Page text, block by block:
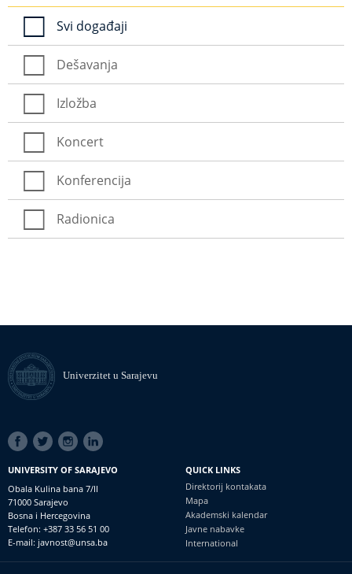
Svi događaji
Dešavanja
Izložba
Koncert
Konferencija
Radionica
Univerzitet u Sarajevu
SOCIAL
LINKS
UNIVERSITY OF SARAJEVO
Obala Kulina bana 7/II
71000 Sarajevo
Bosna i Hercegovina
Telefon: +387 33 56 51 00
E-mail: javnost@unsa.ba
QUICK LINKS
Direktorij kontakata
Mapa
Akademski kalendar
Javne nabavke
International